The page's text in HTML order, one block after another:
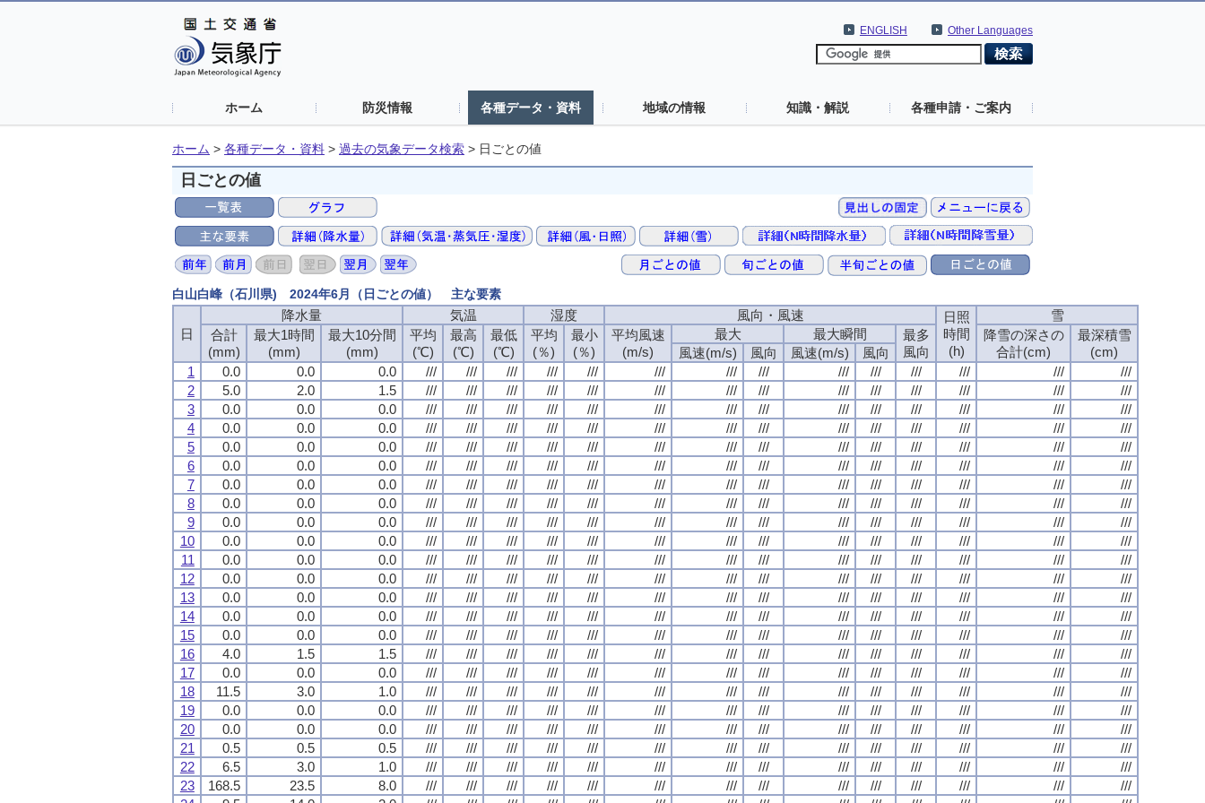
Other Languages
ENGLISH
ホーム 防災情報 各種データ・資料 地域の情報 知識・解説 各種申請・ご案内
ホーム > 各種データ・資料 > 過去の気象データ検索 > 日ごとの値
日ごとの値
白山白峰（石川県) 2024年6月（日ごとの値） 主な要素
日
降水量 気温 湿度 風向・風速
日照
時間
(h)
雪
合計
(mm)
最大1時間
(mm)
最大10分間
(mm)
平均
(℃)
最高
(℃)
最低
(℃)
平均
(％)
最小
(％)
平均風速
(m/s)
最大 最大瞬間
最多
風向
降雪の深さの
合計(cm)
最深積雪
(cm)
風速(m/s) 風向 風速(m/s)
風向
1
0.0 0.0 0.0 /// /// /// /// /// /// /// /// /// /// /// /// ///
///
2
5.0 2.0 1.5 /// /// /// /// /// /// /// /// /// /// /// /// ///
///
3
0.0 0.0 0.0 /// /// /// /// /// /// /// /// /// /// /// /// ///
///
4
0.0 0.0 0.0 /// /// /// /// /// /// /// /// /// /// /// /// ///
///
5
0.0 0.0 0.0 /// /// /// /// /// /// /// /// /// /// /// /// ///
///
6
0.0 0.0 0.0 /// /// /// /// /// /// /// /// /// /// /// /// ///
///
7
0.0 0.0 0.0 /// /// /// /// /// /// /// /// /// /// /// /// ///
///
8
0.0 0.0 0.0 /// /// /// /// /// /// /// /// /// /// /// /// ///
///
9
0.0 0.0 0.0 /// /// /// /// /// /// /// /// /// /// /// /// ///
///
10
0.0 0.0 0.0 /// /// /// /// /// /// /// /// /// /// /// /// ///
///
11
0.0 0.0 0.0 /// /// /// /// /// /// /// /// /// /// /// /// ///
///
12
0.0 0.0 0.0 /// /// /// /// /// /// /// /// /// /// /// /// ///
///
13
0.0 0.0 0.0 /// /// /// /// /// /// /// /// /// /// /// /// ///
///
14
0.0 0.0 0.0 /// /// /// /// /// /// /// /// /// /// /// /// ///
///
15
0.0 0.0 0.0 /// /// /// /// /// /// /// /// /// /// /// /// ///
///
16
4.0 1.5 1.5 /// /// /// /// /// /// /// /// /// /// /// /// ///
///
17
0.0 0.0 0.0 /// /// /// /// /// /// /// /// /// /// /// /// ///
///
18
11.5 3.0 1.0 /// /// /// /// /// /// /// /// /// /// /// /// ///
///
19
0.0 0.0 0.0 /// /// /// /// /// /// /// /// /// /// /// /// ///
///
20
0.0 0.0 0.0 /// /// /// /// /// /// /// /// /// /// /// /// ///
///
21
0.5 0.5 0.5 /// /// /// /// /// /// /// /// /// /// /// /// ///
///
22
6.5 3.0 1.0 /// /// /// /// /// /// /// /// /// /// /// /// ///
///
23
168.5 23.5 8.0 /// /// /// /// /// /// /// /// /// /// /// /// ///
///